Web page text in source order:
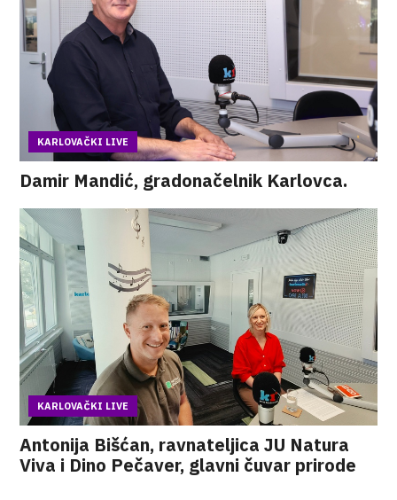
KARLOVAČKI LIVE
Damir Mandić, gradonačelnik Karlovca.
KARLOVAČKI LIVE
Antonija Bišćan, ravnateljica JU Natura
Viva i Dino Pečaver, glavni čuvar prirode